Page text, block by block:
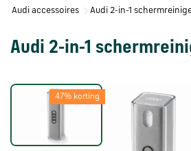
onderdelen
SEAT
onderdelen
Škoda
Audi accessoires Audi 2-in-1
Audi 2-in-1
47% korting